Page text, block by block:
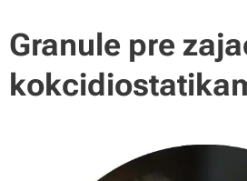
Granule pre